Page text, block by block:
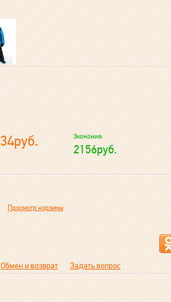
Экономия:
2156руб.
Просмотр корзины
Обмен и возврат Задать вопрос